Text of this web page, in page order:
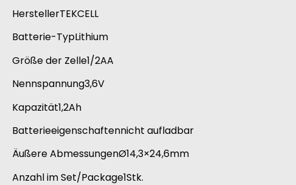
HerstellerTEKCELL
Batterie-TypLithium
Größe der Zelle1/2AA
Nennspannung3,6V
Kapazität1,2Ah
Batterieeigenschaftennicht aufladbar
Äußere AbmessungenØ14,3×24,6mm
Anzahl im Set/Package1Stk.